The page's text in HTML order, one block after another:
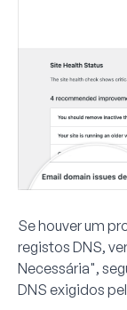
Se houver um
registos DNS,
Necessária",
DNS exigidos